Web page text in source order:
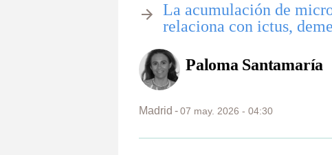
​La acumulación de
relaciona con ictus,
Paloma Santamaría
Madrid 07 may. 2026 - 04:30